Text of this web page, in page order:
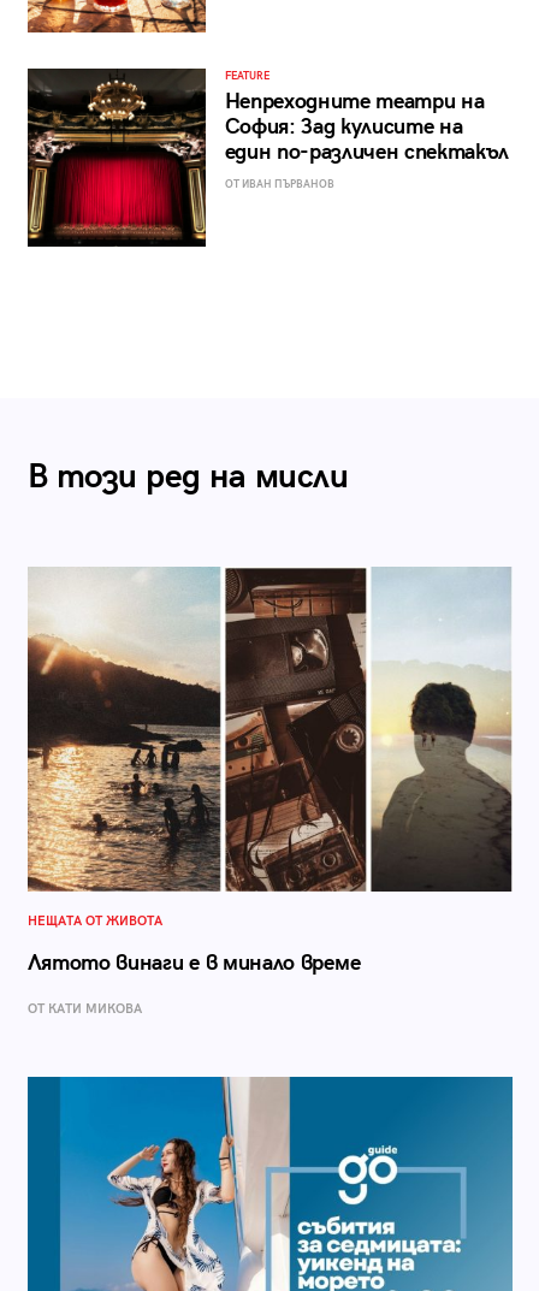
FEATURE
Непреходните театри на
София: Зад кулисите на
един по-различен спектакъл
ОТ ИВАН ПЪРВАНОВ
В този ред на мисли
НЕЩАТА ОТ ЖИВОТА
Лятото винаги е в минало време
ОТ КАТИ МИКОВА